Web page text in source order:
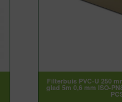
Filterbuis PVC-U 250
glad 5m 0,6 mm ISO-